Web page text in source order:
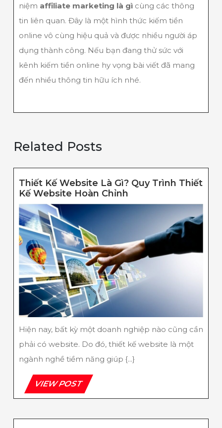
niệm affiliate marketing là gì cùng các thông
tin liên quan. Đây là một hình thức kiếm tiền
online vô cùng hiệu quả và được nhiều người áp
dụng thành công. Nếu bạn đang thử sức với
kênh kiếm tiền online hy vọng bài viết đã mang
đến nhiều thông tin hữu ích nhé.
Related Posts
Thiết Kế Website Là Gì? Quy Trình Thiết
Kế Website Hoàn Chỉnh
Kế
Website
Quy
Trình
Thiết
Kế
Website
Hiện nay, bất kỳ một doanh nghiệp nào cũng cần
phải có website. Do đó, thiết kế website là một
ngành nghề tiềm năng giúp {...}
VIEW POSTVIEW
POST